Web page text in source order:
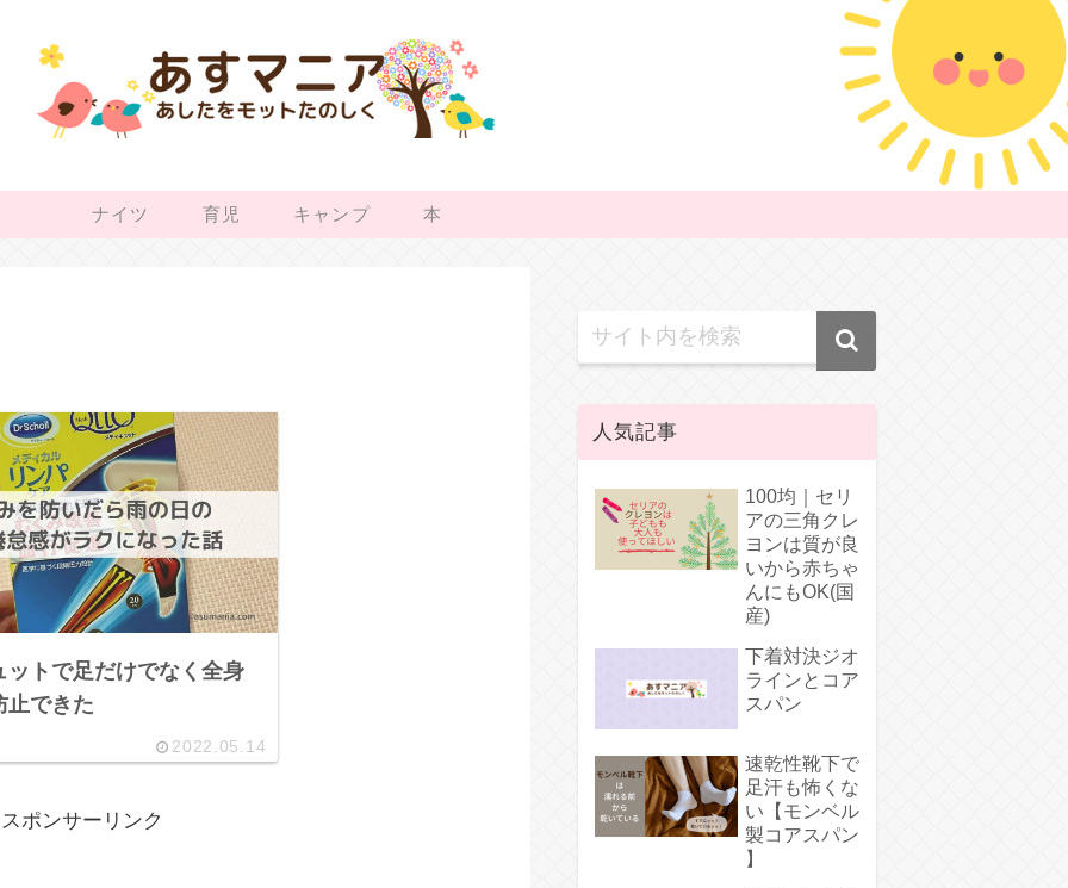
ナイツ 育児 キャンプ 本
ットで足だけでなく全身
止できた
2022.05.14
スポンサーリンク
人気記事
100均｜セリ
アの三角クレ
ヨンは質が良
いから赤ちゃ
んにもOK(国
産)
下着対決ジオ
ラインとコア
スパン
速乾性靴下で
足汗も怖くな
い【モンベル
製コアスパン
】